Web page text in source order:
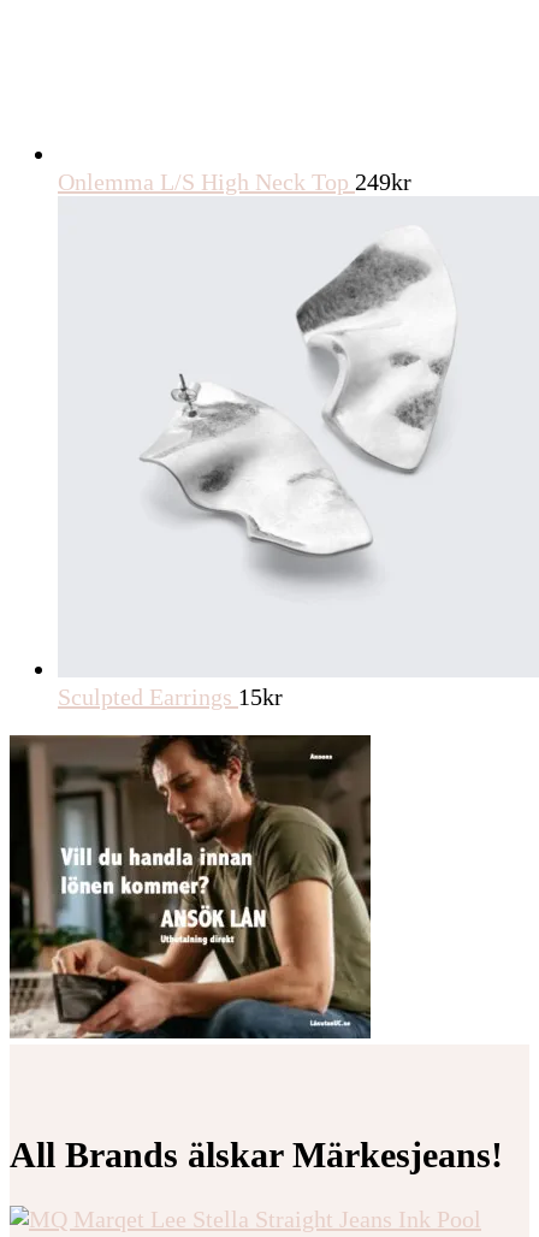
Onlemma L/S High Neck Top 249kr
Sculpted Earrings 15kr
All Brands älskar Märkesjeans!